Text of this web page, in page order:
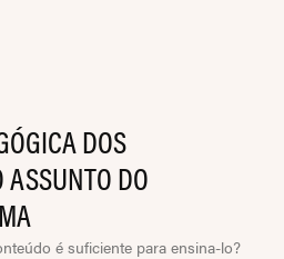
DOS
ASSUNTO DO
é suficiente para ensina-lo?